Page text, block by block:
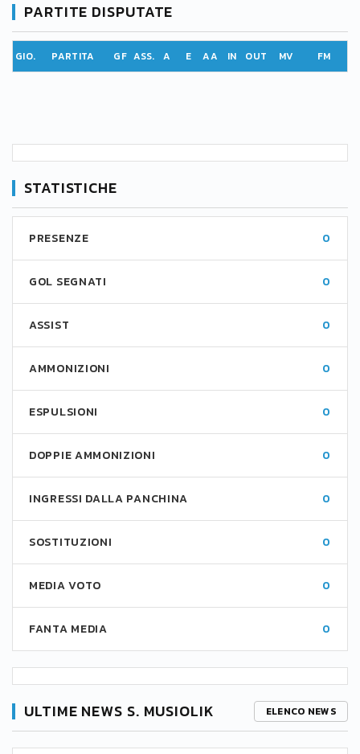
PARTITE DISPUTATE
GIO. PARTITA GF ASS. A E AA IN OUT MV FM
STATISTICHE
PRESENZE 0
GOL SEGNATI 0
ASSIST 0
AMMONIZIONI 0
ESPULSIONI 0
DOPPIE AMMONIZIONI 0
INGRESSI DALLA PANCHINA 0
SOSTITUZIONI 0
MEDIA VOTO 0
FANTA MEDIA 0
ULTIME NEWS S. MUSIOLIK ELENCO NEWS